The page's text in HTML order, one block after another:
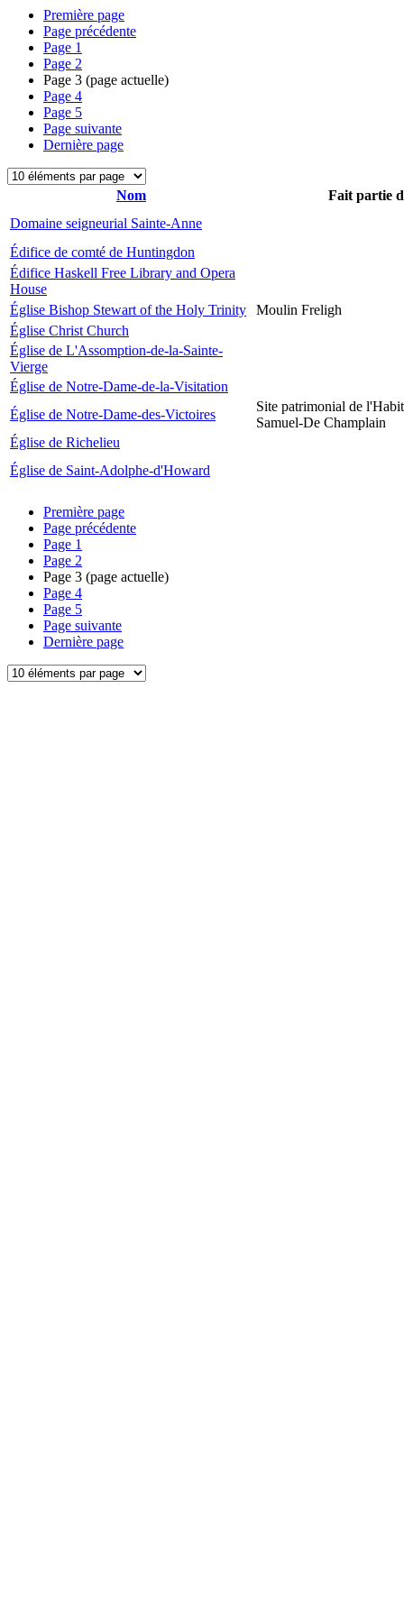
Première page
Page précédente
Page 1
Page 2
Page 3 (page actuelle)
Page 4
Page 5
Page suivante
Dernière page
Nom
Fait partie
Domaine seigneurial Sainte-Anne
Édifice de comté de Huntingdon
Édifice Haskell Free Library and Opera
House
Église Bishop Stewart of the Holy Trinity
Moulin Freligh
Église Christ Church
Église de L'Assomption-de-la-Sainte-
Vierge
Église de Notre-Dame-de-la-Visitation
Église de Notre-Dame-des-Victoires
Site patrimonial de
Samuel-De Champlain
Église de Richelieu
Église de Saint-Adolphe-d'Howard
Première page
Page précédente
Page 1
Page 2
Page 3 (page actuelle)
Page 4
Page 5
Page suivante
Dernière page